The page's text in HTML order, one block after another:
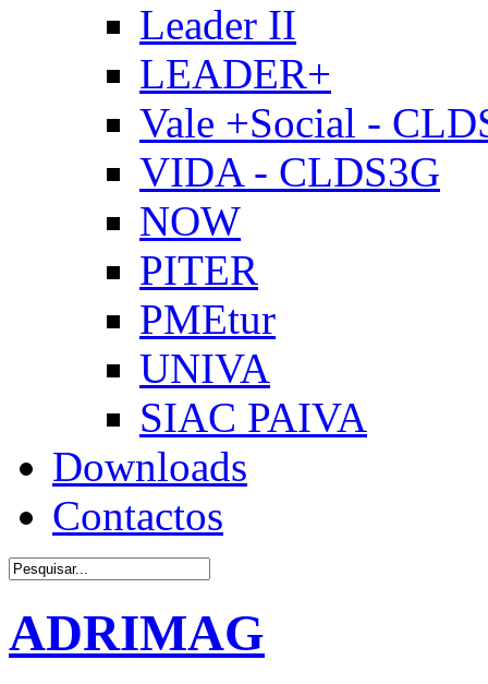
Leader II
LEADER+
Vale +Social -
VIDA - CLDS3G
NOW
PITER
PMEtur
UNIVA
SIAC PAIVA
Downloads
Contactos
ADRIMAG